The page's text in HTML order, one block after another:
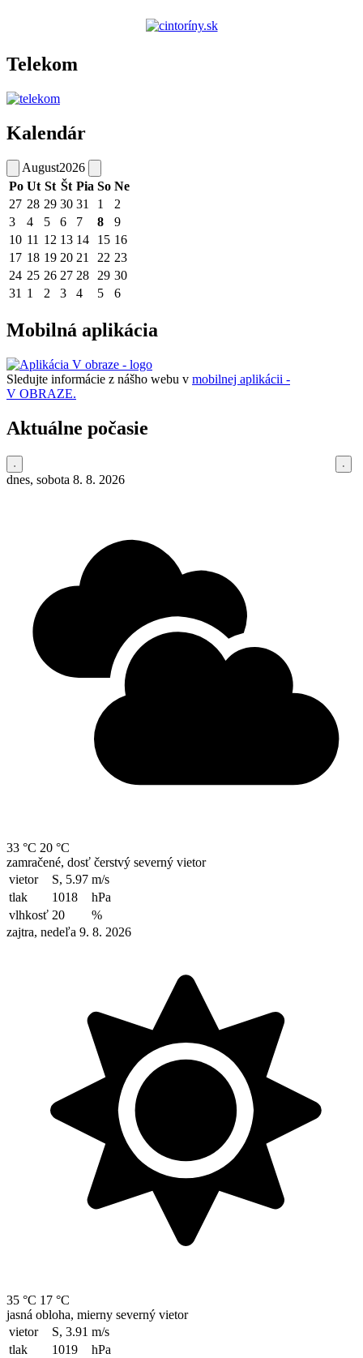
Telekom
Kalendár
August2026
Po Ut St Št Pia So Ne
27 28 29 30 31 1
2
3
4 5 6 7 8
9
10 11 12 13 14 15 16
17 18 19 20 21 22 23
24 25 26 27 28 29 30
31 1 2 3 4 5 6
Mobilná aplikácia
Sledujte informácie z nášho webu v mobilnej aplikácii -
V OBRAZE.
Aktuálne počasie
dnes, sobota 8. 8. 2026
33 °C 20 °C
zamračené, dosť čerstvý severný vietor
vietor
S, 5.97 m/s
tlak
1018
hPa
vlhkosť 20
%
zajtra, nedeľa 9. 8. 2026
35 °C 17 °C
jasná obloha, mierny severný vietor
vietor
S, 3.91 m/s
tlak
1019
hPa